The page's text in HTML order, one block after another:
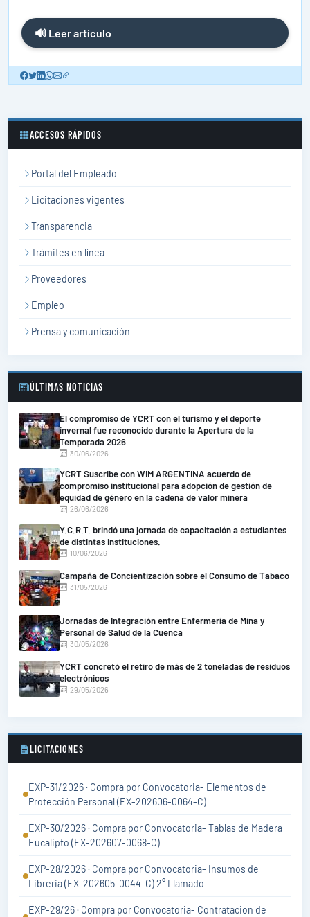
🔊 Leer artículo
ACCESOS RÁPIDOS
Portal del Empleado
Licitaciones vigentes
Transparencia
Trámites en línea
Proveedores
Empleo
Prensa y comunicación
ÚLTIMAS NOTICIAS
El compromiso de YCRT con el turismo y el deporte
invernal fue reconocido durante la Apertura de la
Temporada 2026
30/06/2026
YCRT Suscribe con WIM ARGENTINA acuerdo de
compromiso institucional para adopción de gestión de
equidad de género en la cadena de valor minera
26/06/2026
Y.C.R.T. brindó una jornada de capacitación a estudiantes
de distintas instituciones.
10/06/2026
Campaña de Concientización sobre el Consumo de Tabaco
31/05/2026
Jornadas de Integración entre Enfermería de Mina y
Personal de Salud de la Cuenca
30/05/2026
YCRT concretó el retiro de más de 2 toneladas de residuos
electrónicos
29/05/2026
LICITACIONES
EXP-31/2026 · Compra por Convocatoria- Elementos de
Protección Personal (EX-202606-0064-C)
EXP-30/2026 · Compra por Convocatoria- Tablas de Madera
Eucalipto (EX-202607-0068-C)
EXP-28/2026 · Compra por Convocatoria- Insumos de
Libreria (EX-202605-0044-C) 2° Llamado
EXP-29/26 · Compra por Convocatoria- Contratacion de